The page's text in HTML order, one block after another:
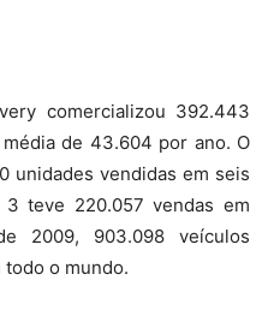
comercializou 392.443
de 43.604 por ano. O
unidades vendidas em seis
teve 220.057 vendas em
2009, 903.098 veículos
o mundo.